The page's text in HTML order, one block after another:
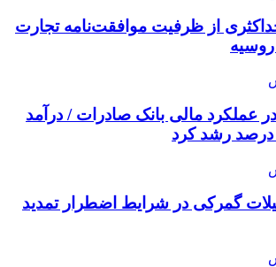
از ظرفیت موافقت‌نامه تجارت
روسیه
عملکرد مالی بانک صادرات / درآمد
گمرکی در شرایط اضطرار تمدید